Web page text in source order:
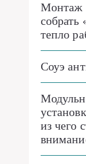
Монтаж
собрать
тепло
Соуэ
из чего